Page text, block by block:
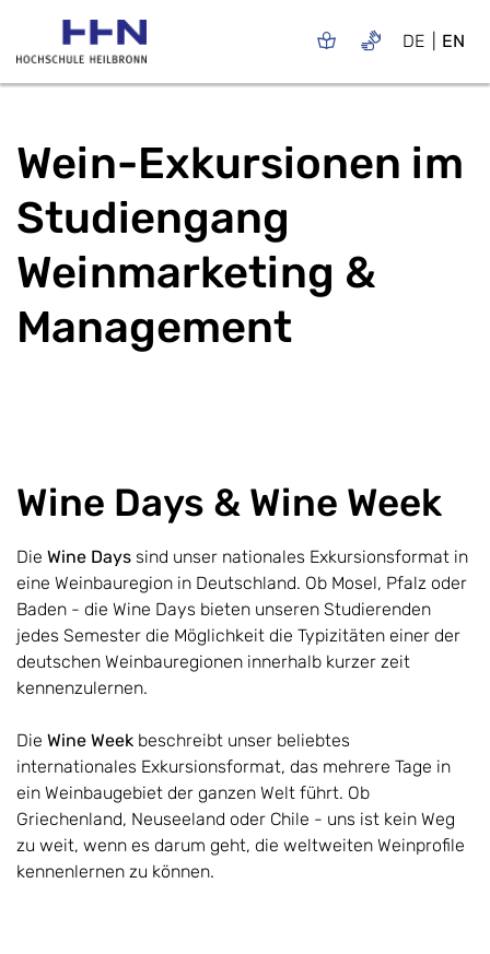
DE EN
Wein-Exkursionen im
Studiengang
Weinmarketing &
Management
Wine Days & Wine Week
Die Wine Days sind unser nationales Exkursionsformat in
eine Weinbauregion in Deutschland. Ob Mosel, Pfalz oder
Baden - die Wine Days bieten unseren Studierenden
jedes Semester die Möglichkeit die Typizitäten einer der
deutschen Weinbauregionen innerhalb kurzer zeit
kennenzulernen.
Die Wine Week beschreibt unser beliebtes
internationales Exkursionsformat, das mehrere Tage in
ein Weinbaugebiet der ganzen Welt führt. Ob
Griechenland, Neuseeland oder Chile - uns ist kein Weg
zu weit, wenn es darum geht, die weltweiten Weinprofile
kennenlernen zu können.